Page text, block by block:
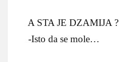
A STA JE DZAMIJA ?
-Isto da se mole…